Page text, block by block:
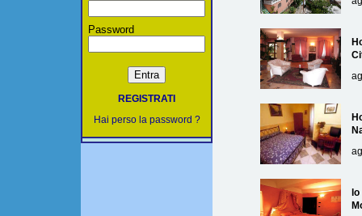
Password
REGISTRATI
Hai perso la password ?